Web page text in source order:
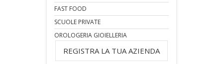
FAST FOOD
SCUOLE PRIVATE
OROLOGERIA GIOIELLERIA
REGISTRA LA TUA AZIENDA